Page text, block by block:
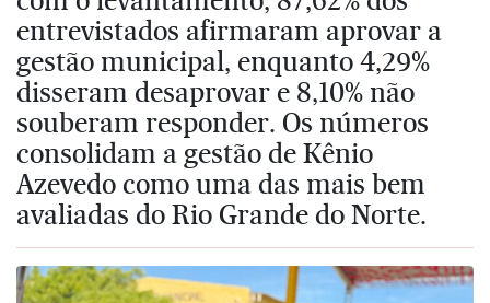
entrevistados afirmaram aprovar a
gestão municipal, enquanto 4,29%
disseram desaprovar e 8,10% não
souberam responder. Os números
consolidam a gestão de Kênio
Azevedo como uma das mais bem
avaliadas do Rio Grande do Norte.